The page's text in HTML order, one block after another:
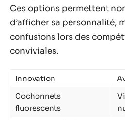
Ces options permettent
d’afficher sa personnalité,
confusions lors des
conviviales.
Innovation
Cochonnets
fluorescents